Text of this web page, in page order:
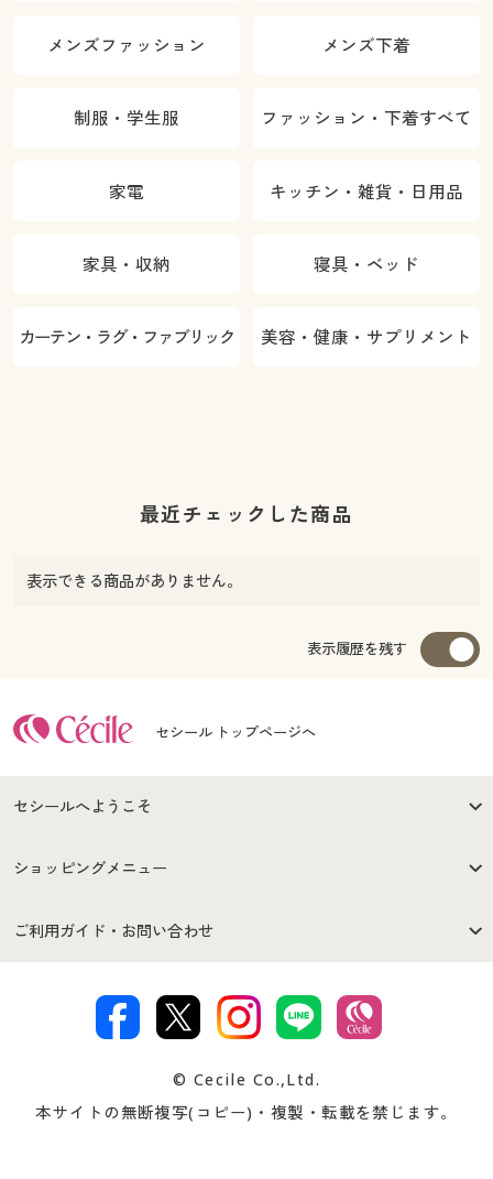
メンズファッション メンズ下着
制服・学生服 ファッション・下着すべて
家電 キッチン・雑貨・日用品
家具・収納 寝具・ベッド
カーテン・ラグ・ファブリック 美容・健康・サプリメント
最近チェックした商品
表示できる商品がありません。
表示履歴を残す
セシール トップページへ
セシールへようこそ
はじめての方へ
セシールご利用規約
著作権・商標について 会社案内
ショッピングメニュー
商品カテゴリ
プレゼント＆キャンペーン サイトマップ
ご利用ガイド・お問い合わせ
交換・返品は お支払は
ついて
忘れの場合
© Cecile Co.,Ltd.
本サイトの無断複写(コピー)・複製・転載を禁じます。